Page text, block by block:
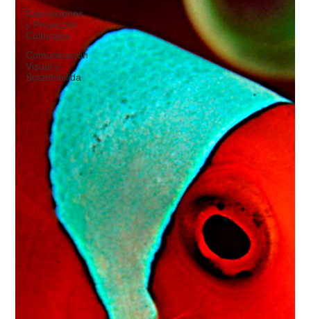
Exposiciones
y Proyectos
Culturales
Comunicación
Visual y
Sostenibilida